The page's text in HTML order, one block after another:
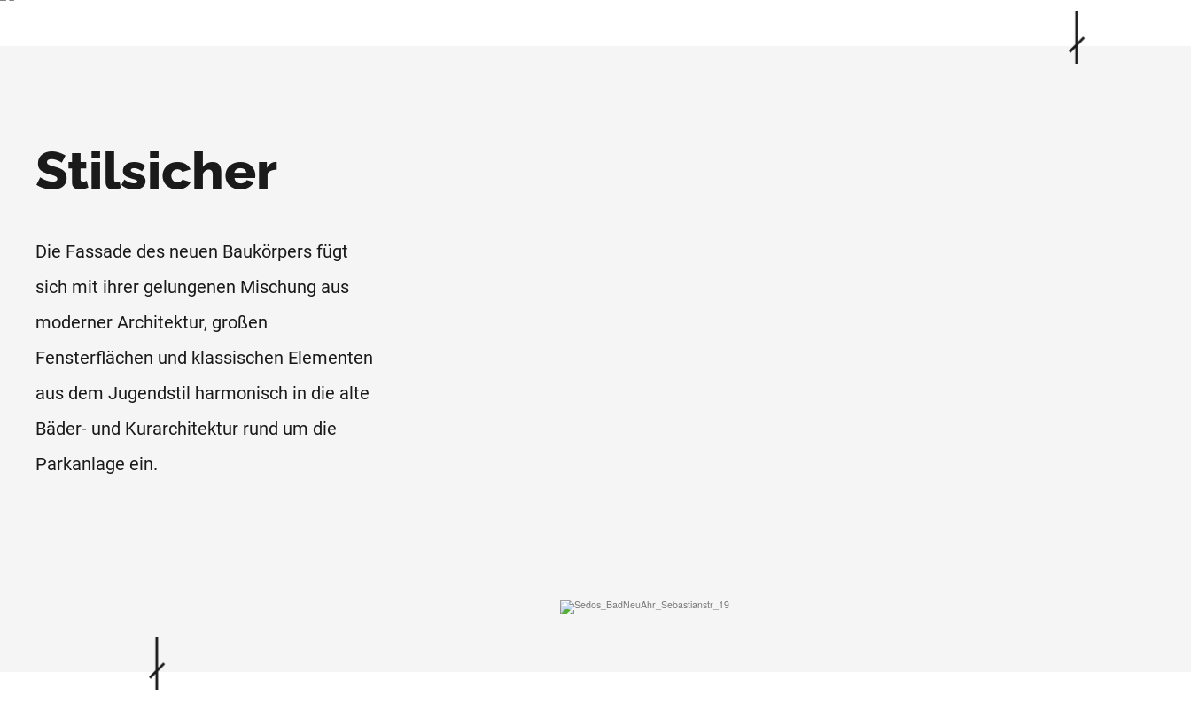
Stilsicher
Die Fassade des neuen Baukörpers fügt
sich mit ihrer gelungenen Mischung aus
moderner Architektur, großen
Fensterflächen und klassischen Elementen
aus dem Jugendstil harmonisch in die alte
Bäder- und Kurarchitektur rund um die
Parkanlage ein.